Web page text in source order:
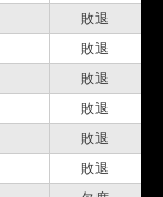
敗退
敗退
敗退
敗退
敗退
敗退